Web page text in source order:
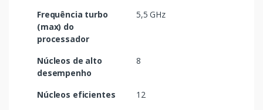
Frequência turbo
(max) do
processador
5,5 GHz
Núcleos de alto
desempenho
8
Núcleos eficientes
12